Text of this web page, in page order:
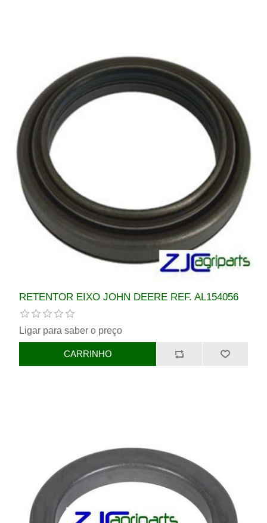
RETENTOR EIXO JOHN DEERE REF. AL154056
Ligar para saber o preço